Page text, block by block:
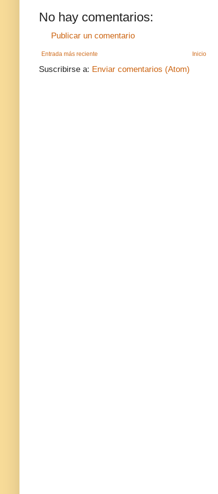
No hay comentarios:
Publicar un comentario
Entrada más reciente Inicio
Suscribirse a: Enviar comentarios (Atom)